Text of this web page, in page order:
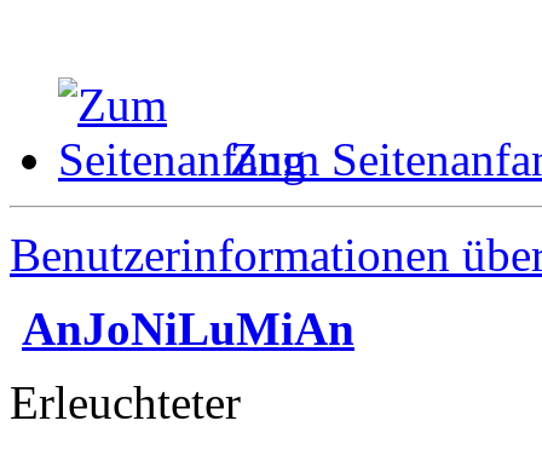
Zum
Benutzerinformationen
AnJoNiLuMiAn
Erleuchteter